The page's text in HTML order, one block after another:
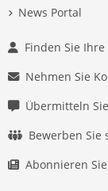
News Portal
Finden Sie
Nehmen Sie
Übermitteln
Bewerben Sie
Abonnieren